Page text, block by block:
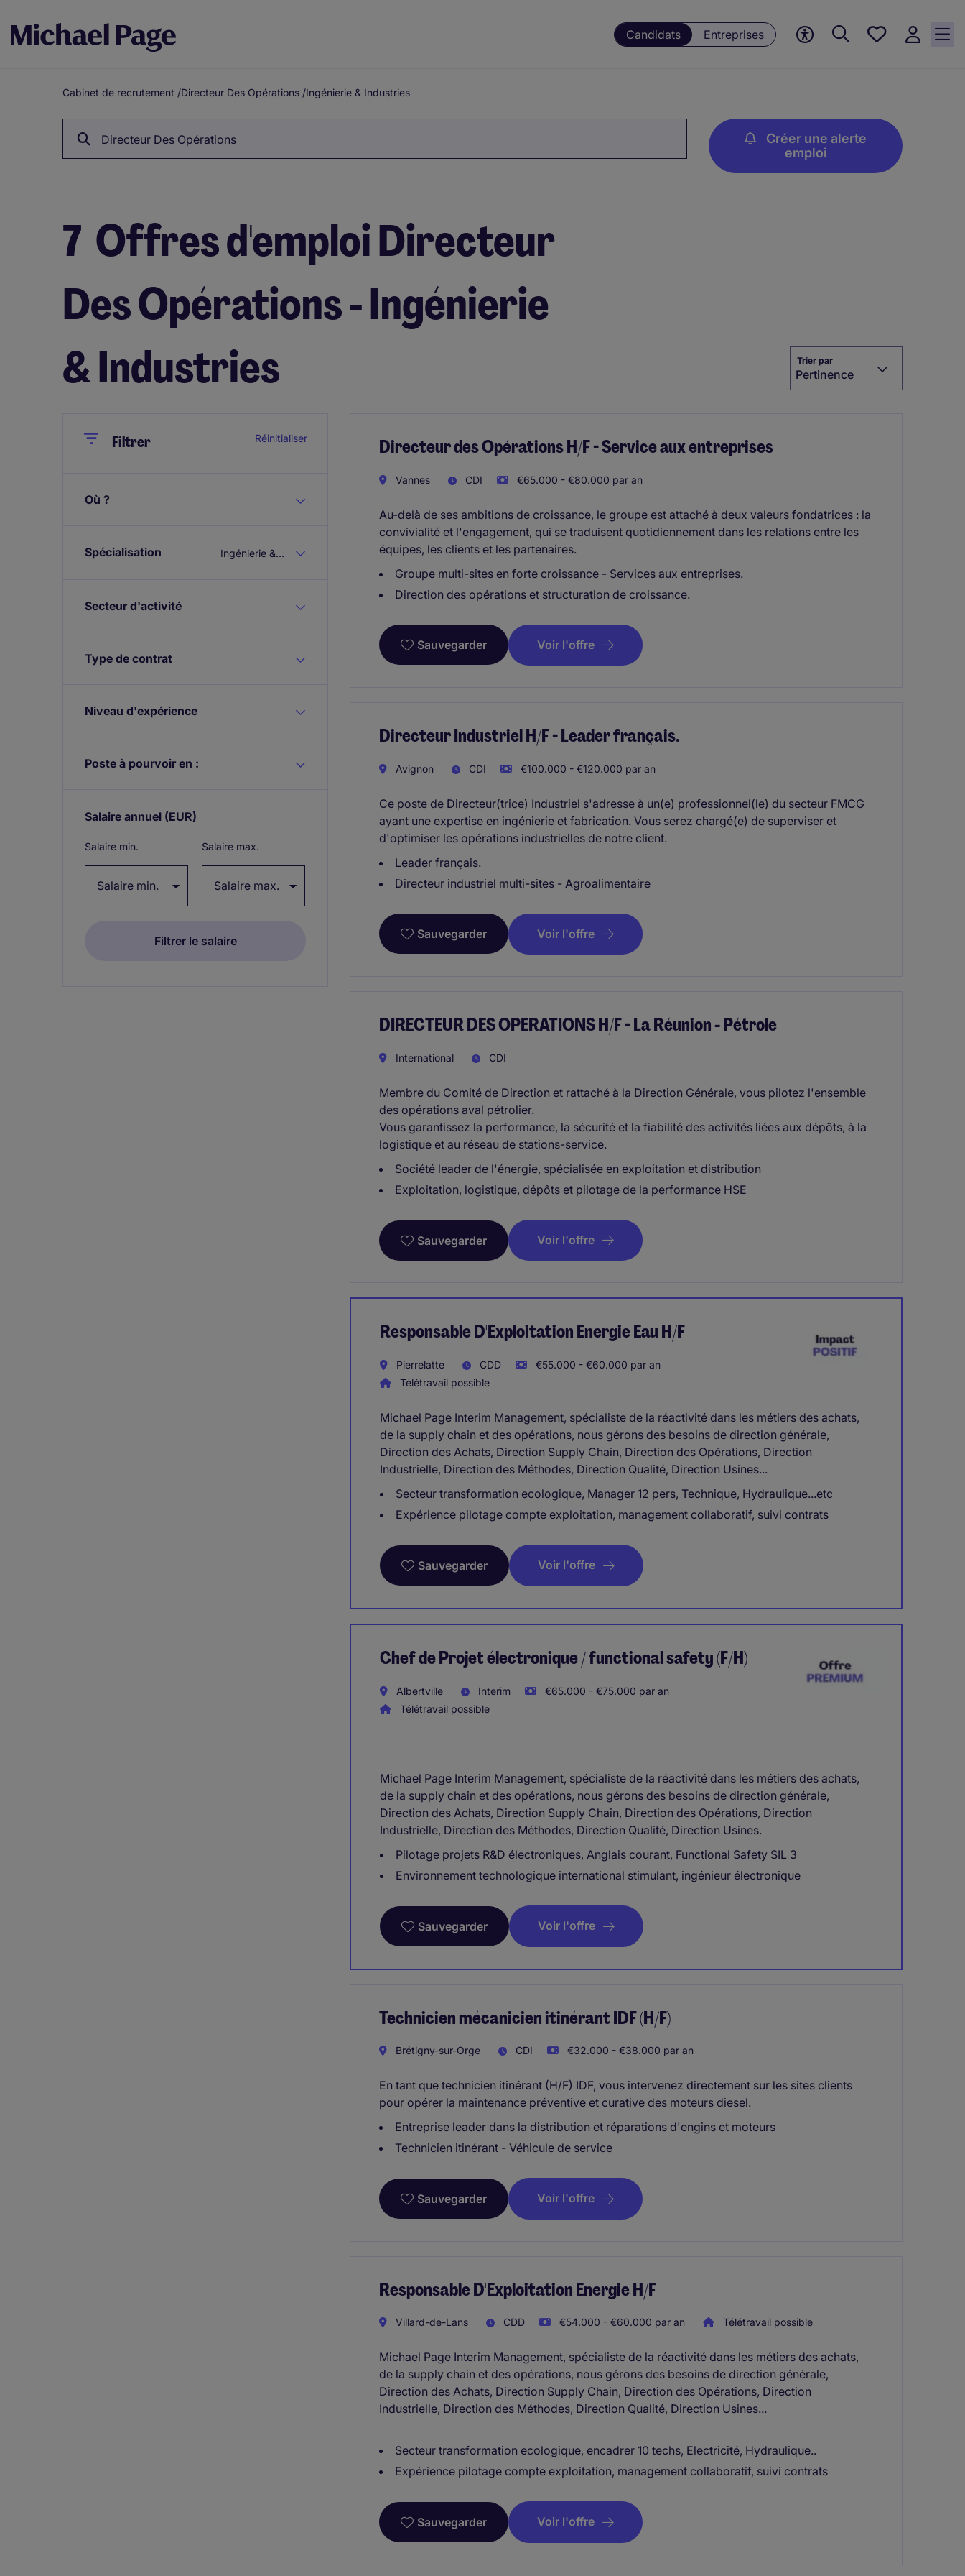
Candidats Entreprises
Mes offres, 0
Fil
d'Ariane
Cabinet de recrutement /Directeur Des Opérations /Ingénierie & Industries
Directeur Des Opérations
Créer une alerte
emploi
7 Offres d'emploi Directeur
Des Opérations - Ingénierie
& Industries
Trier par
Pertinence
CloseFiltrer Réinitialiser
Où ?
Spécialisation Ingénierie & Industries
Secteur d'activité
Type de contrat
Niveau d'expérience
Poste à pourvoir en :
Salaire annuel (EUR)
Salaire min. Salaire max.
Directeur des Opérations H/F - Service aux entreprises
Vannes CDI €65.000 - €80.000 par an
Au-delà de ses ambitions de croissance, le groupe est attaché à deux valeurs fondatrices : la
convivialité et l'engagement, qui se traduisent quotidiennement dans les relations entre les
équipes, les clients et les partenaires.
Groupe multi-sites en forte croissance - Services aux entreprises.
Direction des opérations et structuration de croissance.
Sauvegarder Voir l'offre
Directeur Industriel H/F - Leader français.
Avignon CDI €100.000 - €120.000 par an
Ce poste de Directeur(trice) Industriel s'adresse à un(e) professionnel(le) du secteur FMCG
ayant une expertise en ingénierie et fabrication. Vous serez chargé(e) de superviser et
d'optimiser les opérations industrielles de notre client.
Leader français.
Directeur industriel multi-sites - Agroalimentaire
Sauvegarder Voir l'offre
DIRECTEUR DES OPERATIONS H/F - La Réunion - Pétrole
International CDI
Membre du Comité de Direction et rattaché à la Direction Générale, vous pilotez l'ensemble
des opérations aval pétrolier.
Vous garantissez la performance, la sécurité et la fiabilité des activités liées aux dépôts, à la
logistique et au réseau de stations-service.
Société leader de l'énergie, spécialisée en exploitation et distribution
Exploitation, logistique, dépôts et pilotage de la performance HSE
Sauvegarder Voir l'offre
Responsable D'Exploitation Energie Eau H/F
Pierrelatte CDD
€55.000 - €60.000 par an
Télétravail possible
Michael Page Interim Management, spécialiste de la réactivité dans les métiers des achats,
de la supply chain et des opérations, nous gérons des besoins de direction générale,
Direction des Achats, Direction Supply Chain, Direction des Opérations, Direction
Industrielle, Direction des Méthodes, Direction Qualité, Direction Usines...
Secteur transformation ecologique, Manager 12 pers, Technique, Hydraulique...etc
Expérience pilotage compte exploitation, management collaboratif, suivi contrats
Sauvegarder Voir l'offre
Chef de Projet électronique / functional safety (F/H)
Albertville Interim
€65.000 - €75.000 par an
Télétravail possible
Michael Page Interim Management, spécialiste de la réactivité dans les métiers des achats,
de la supply chain et des opérations, nous gérons des besoins de direction générale,
Direction des Achats, Direction Supply Chain, Direction des Opérations, Direction
Industrielle, Direction des Méthodes, Direction Qualité, Direction Usines.
Pilotage projets R&D électroniques, Anglais courant, Functional Safety SIL 3
Environnement technologique international stimulant, ingénieur électronique
Sauvegarder Voir l'offre
Technicien mécanicien itinérant IDF (H/F)
Brétigny-sur-Orge CDI €32.000 - €38.000 par an
En tant que technicien itinérant (H/F) IDF, vous intervenez directement sur les sites clients
pour opérer la maintenance préventive et curative des moteurs diesel.
Entreprise leader dans la distribution et réparations d'engins et moteurs
Technicien itinérant - Véhicule de service
Sauvegarder Voir l'offre
Responsable D'Exploitation Energie H/F
Villard-de-Lans CDD €54.000 - €60.000 par an Télétravail possible
Michael Page Interim Management, spécialiste de la réactivité dans les métiers des achats,
de la supply chain et des opérations, nous gérons des besoins de direction générale,
Direction des Achats, Direction Supply Chain, Direction des Opérations, Direction
Industrielle, Direction des Méthodes, Direction Qualité, Direction Usines...
Secteur transformation ecologique, encadrer 10 techs, Electricité, Hydraulique..
Expérience pilotage compte exploitation, management collaboratif, suivi contrats
Sauvegarder Voir l'offre